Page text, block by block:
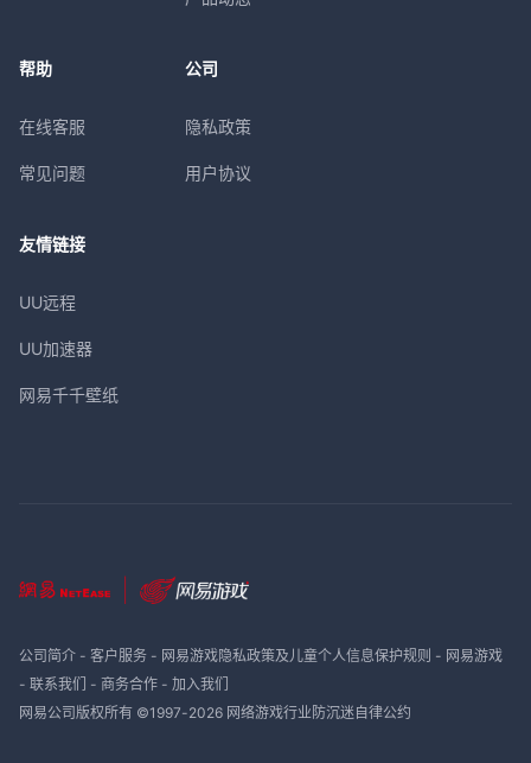
帮助
在线客服
常见问题
公司
隐私政策
用户协议
友情链接
UU远程
UU加速器
网易千千壁纸
公司简介- 客户服务- 网易游戏隐私政策及儿童个人信息保护规则 - 网易游戏
- 联系我们 - 商务合作- 加入我们
网易公司版权所有 ©1997-2026 网络游戏行业防沉迷自律公约